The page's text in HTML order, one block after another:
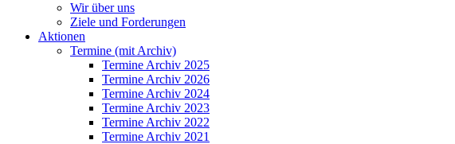
Wir über uns
Ziele und Forderungen
Aktionen
Termine (mit Archiv)
Termine Archiv 2025
Termine Archiv 2026
Termine Archiv 2024
Termine Archiv 2023
Termine Archiv 2022
Termine Archiv 2021